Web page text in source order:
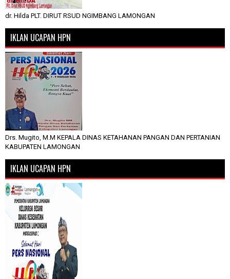
dr. Hilda PLT. DIRUT RSUD NGIMBANG LAMONGAN
IKLAN UCAPAN HPN
Drs. Mugito, M.M KEPALA DINAS KETAHANAN PANGAN DAN PERTANIAN
KABUPATEN LAMONGAN
IKLAN UCAPAN HPN